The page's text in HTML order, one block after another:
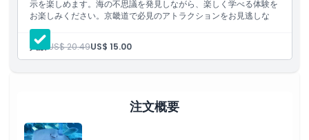
海の生き物が好きなら、Aqua Planetはぜひ訪れるべき場所です。
海の美しさが目の前で生き生きと映し出される場所です。見事な海
の生物からインタラクティブな体験まで、Aqua Planetは家族全員
にとって思い出深く教育的な訪問を約束します。海の生態系につい
長く心に残る思い出を与えてくれます。
示を楽しめます。海の不思議を発見しながら、楽しく学べる体験を
お楽しみください。京畿道で必見のアトラクションをお見逃しな
く！
人数: US$ 20.49US$ 15.00
注文概要